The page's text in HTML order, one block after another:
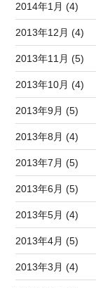
2014年1月 (4)
2013年12月 (4)
2013年11月 (5)
2013年10月 (4)
2013年9月 (5)
2013年8月 (4)
2013年7月 (5)
2013年6月 (5)
2013年5月 (4)
2013年4月 (5)
2013年3月 (4)